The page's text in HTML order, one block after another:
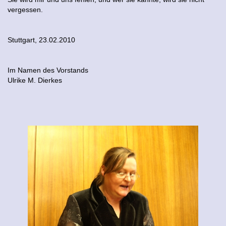
vergessen.
Stuttgart, 23.02.2010
Im Namen des Vorstands
Ulrike M. Dierkes